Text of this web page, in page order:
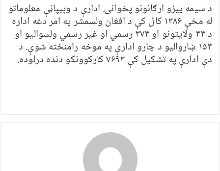
د سیمه ییزو ارګانونو پخوانۍ ادارې د وېبپاڼې معلوماتو
له مخې ۱۳۸۶ کال کې د افغان ولسمشر په امر دغه اداره
د ۳۴ ولایتونو او ۳۷۴ رسمي او غیر رسمي ولسوالیو او
۱۵۳ ښاروالیو د چارو ادارې په موخه رامنځته شوې. د
دې ادارې په تشکیل کې ۷۶۹۳ کارکوونکو دنده درلوده.